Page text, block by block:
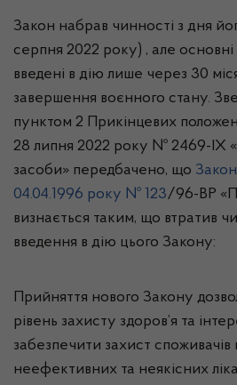
Закон набрав чинності з дня
серпня 2022 року) , але
введені в дію лише через 30
завершення воєнного стану.
пунктом 2 Прикінцевих
28 липня 2022 року № 2469-ІХ
засоби» передбачено, що
04.04.1996 року № 123/96-ВР
визнається таким, що втратив
введення в дію цього Закону:
Прийняття нового Закону
рівень захисту здоров’я та
забезпечити захист споживачів
неефективних та неякісних